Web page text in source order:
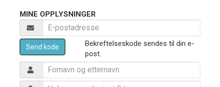
MINE OPPLYSNINGER
Send kode
Bekreftelseskode sendes til din e-
post.